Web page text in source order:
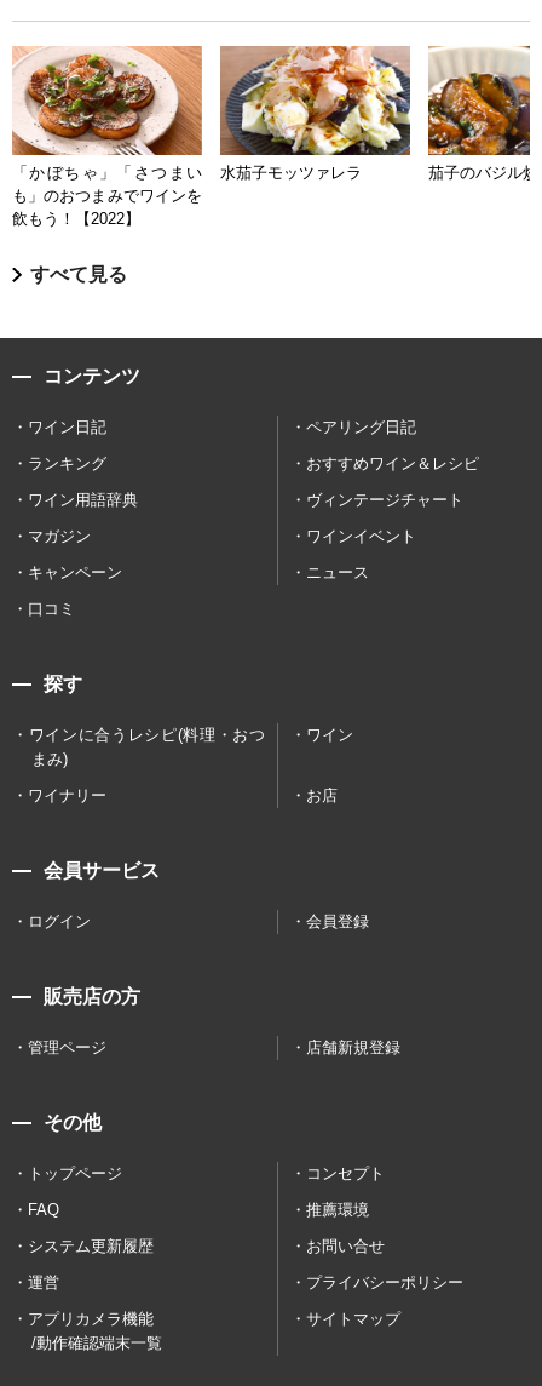
「かぼちゃ」「さつまい
も」のおつまみでワインを
飲もう！【2022】
水茄子モッツァレラ 茄子のバジル炒
すべて見る
コンテンツ
ワイン日記
ペアリング日記
ランキング
おすすめワイン＆レシピ
ワイン用語辞典
ヴィンテージチャート
マガジン
ワインイベント
キャンペーン
ニュース
口コミ
探す
ワインに合うレシピ(料理・おつ
まみ)
ワイン
ワイナリー お店
会員サービス
ログイン 会員登録
販売店の方
管理ページ 店舗新規登録
その他
トップページ
コンセプト
FAQ
推薦環境
システム更新履歴
お問い合せ
運営
プライバシーポリシー
アプリカメラ機能
/動作確認端末一覧
サイトマップ